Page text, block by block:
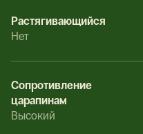
Растягивающийся
Нет
Сопротивление
царапинам
Высокий